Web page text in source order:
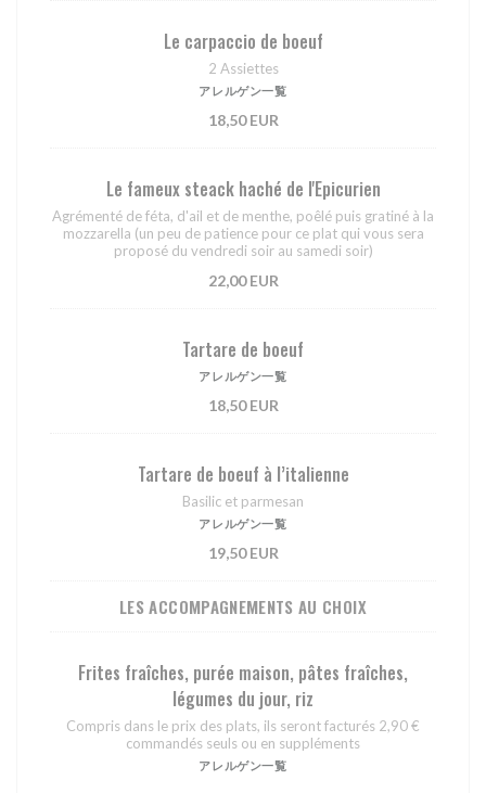
Le carpaccio de boeuf
2 Assiettes
アレルゲン一覧
18,50 EUR
Le fameux steack haché de l'Epicurien
Agrémenté de féta, d'ail et de menthe, poêlé puis gratiné à la
mozzarella (un peu de patience pour ce plat qui vous sera
proposé du vendredi soir au samedi soir)
22,00 EUR
Tartare de boeuf
アレルゲン一覧
18,50 EUR
Tartare de boeuf à l’italienne
Basilic et parmesan
アレルゲン一覧
19,50 EUR
LES ACCOMPAGNEMENTS AU CHOIX
Frites fraîches, purée maison, pâtes fraîches,
légumes du jour, riz
Compris dans le prix des plats, ils seront facturés 2,90 €
commandés seuls ou en suppléments
アレルゲン一覧